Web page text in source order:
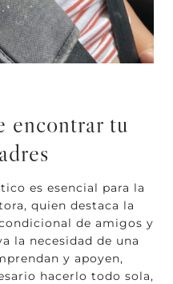
encontrar tu
es esencial para la
quien destaca la
de amigos y
la necesidad de una
y apoyen,
hacerlo todo sola,